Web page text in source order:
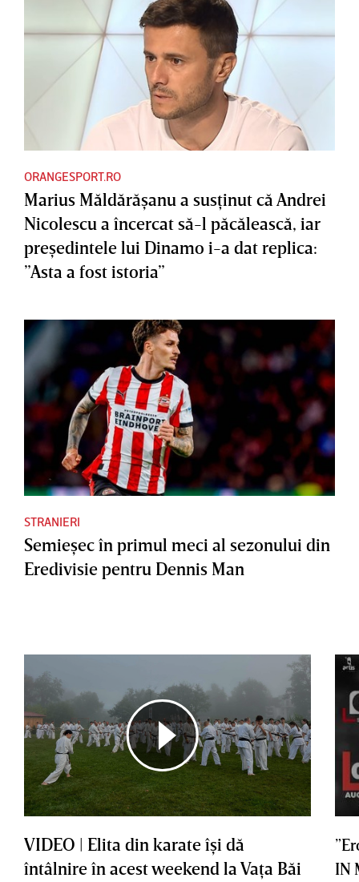
ORANGESPORT.RO
Marius Măldărăşanu a susţinut că Andrei
Nicolescu a încercat să-l păcălească, iar
preşedintele lui Dinamo i-a dat replica:
”Asta a fost istoria”
STRANIERI
Semieşec în primul meci al sezonului din
Eredivisie pentru Dennis Man
VIDEO | Elita din karate îşi dă
întâlnire în acest weekend la Vaţa Băi
IN